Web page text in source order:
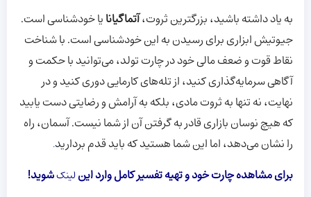
به یاد داشته باشید، بزرگترین ثروت،آتماگیانایا خودشناسی است.
جیوتیش ابزاری برای رسیدن به این خودشناسی است. با شناخت
نقاط قوت و ضعف مالی خود در چارت تولد، می‌توانید با حکمت و
آگاهی سرمایه‌گذاری کنید، از تله‌های کارمایی دوری کنید و در
نهایت، نه تنها به ثروت مادی، بلکه به آرامش و رضایتی دست یابید
که هیچ نوسان بازاری قادر به گرفتن آن از شما نیست. آسمان، راه
را نشان می‌دهد، اما این شما هستید که باید قدم بردارید.
برای مشاهده چارت خود و تهیه تفسیر کامل وارد این لینکشوید!